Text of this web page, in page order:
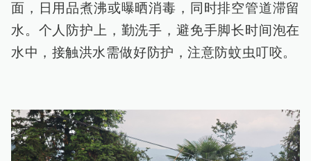
面，日用品煮沸或曝晒消毒，同时排空管道滞留
水。个人防护上，勤洗手，避免手脚长时间泡在
水中，接触洪水需做好防护，注意防蚊虫叮咬。